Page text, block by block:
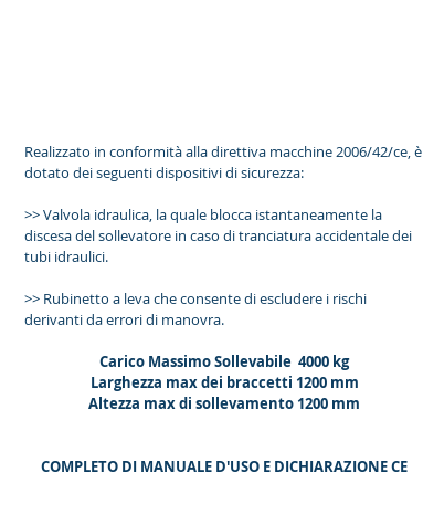
Realizzato in conformità alla direttiva macchine 2006/42/ce, è
dotato dei seguenti dispositivi di sicurezza:
>> Valvola idraulica, la quale blocca istantaneamente la
discesa del sollevatore in caso di tranciatura accidentale dei
tubi idraulici.
>> Rubinetto a leva che consente di escludere i rischi
derivanti da errori di manovra.
Carico Massimo Sollevabile 4000 kg
Larghezza max dei braccetti 1200 mm
Altezza max di sollevamento 1200 mm
COMPLETO DI MANUALE D'USO E DICHIARAZIONE CE